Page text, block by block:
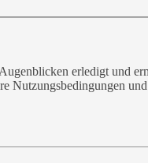
erledigt und